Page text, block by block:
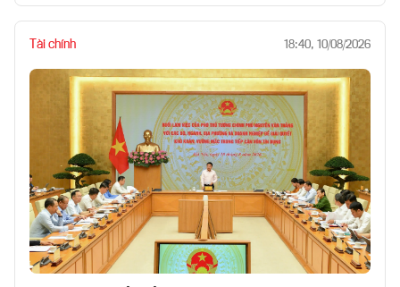
Tài chính 18:40, 10/08/2026